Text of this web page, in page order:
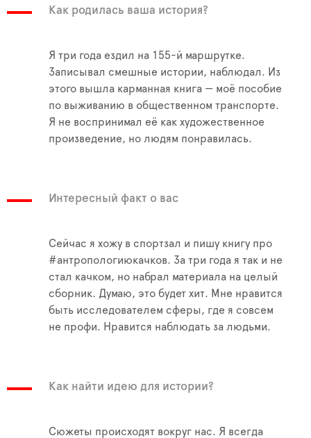
Как родилась ваша история?
Я три года ездил на 155-й маршрутке.
Записывал смешные истории, наблюдал. Из
этого вышла карманная книга — моё пособие
по выживанию в общественном транспорте.
Я не воспринимал её как художественное
произведение, но людям понравилась.
Интересный факт о вас
Сейчас я хожу в спортзал и пишу книгу про
#антропологиюкачков. За три года я так и не
стал качком, но набрал материала на целый
сборник. Думаю, это будет хит. Мне нравится
быть исследователем сферы, где я совсем
не профи. Нравится наблюдать за людьми.
Как найти идею для истории?
Сюжеты происходят вокруг нас. Я всегда